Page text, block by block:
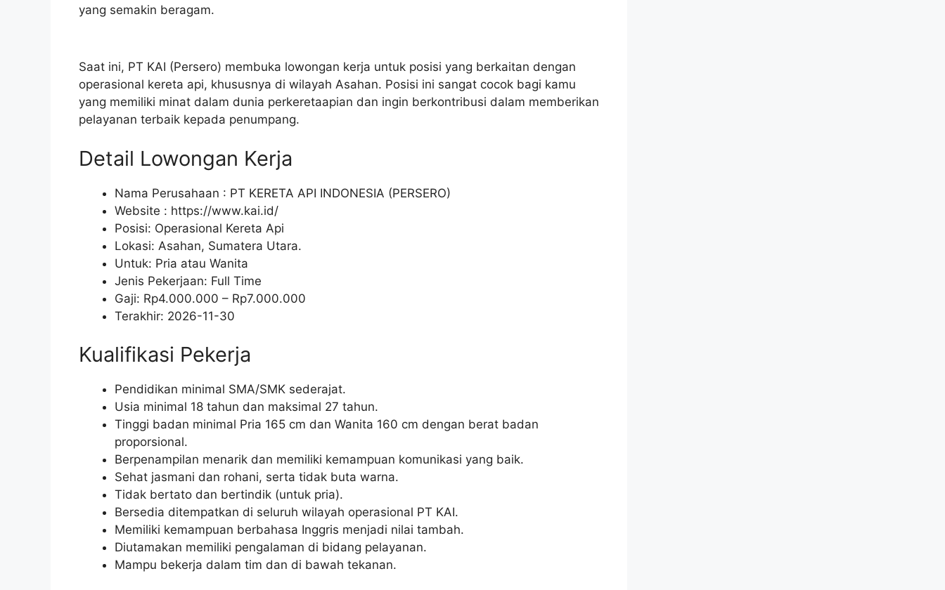
yang semakin beragam.
Saat ini, PT KAI (Persero) membuka lowongan kerja untuk posisi yang berkaitan dengan
operasional kereta api, khususnya di wilayah Asahan. Posisi ini sangat cocok bagi kamu
yang memiliki minat dalam dunia perkeretaapian dan ingin berkontribusi dalam memberikan
pelayanan terbaik kepada penumpang.
Detail Lowongan Kerja
Nama Perusahaan : PT KERETA API INDONESIA (PERSERO)
Website : https://www.kai.id/
Posisi: Operasional Kereta Api
Lokasi: Asahan, Sumatera Utara.
Untuk: Pria atau Wanita
Jenis Pekerjaan: Full Time
Gaji: Rp4.000.000 – Rp7.000.000
Terakhir: 2026-11-30
Kualifikasi Pekerja
Pendidikan minimal SMA/SMK sederajat.
Usia minimal 18 tahun dan maksimal 27 tahun.
Tinggi badan minimal Pria 165 cm dan Wanita 160 cm dengan berat badan
proporsional.
Berpenampilan menarik dan memiliki kemampuan komunikasi yang baik.
Sehat jasmani dan rohani, serta tidak buta warna.
Tidak bertato dan bertindik (untuk pria).
Bersedia ditempatkan di seluruh wilayah operasional PT KAI.
Memiliki kemampuan berbahasa Inggris menjadi nilai tambah.
Diutamakan memiliki pengalaman di bidang pelayanan.
Mampu bekerja dalam tim dan di bawah tekanan.